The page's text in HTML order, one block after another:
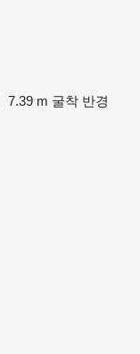
7.39 m 굴착 반경